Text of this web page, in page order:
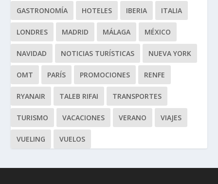
GASTRONOMÍA HOTELES IBERIA ITALIA
LONDRES MADRID MÁLAGA MÉXICO
NAVIDAD NOTICIAS TURÍSTICAS NUEVA YORK
OMT PARÍS PROMOCIONES RENFE
RYANAIR TALEB RIFAI TRANSPORTES
TURISMO VACACIONES VERANO VIAJES
VUELING VUELOS